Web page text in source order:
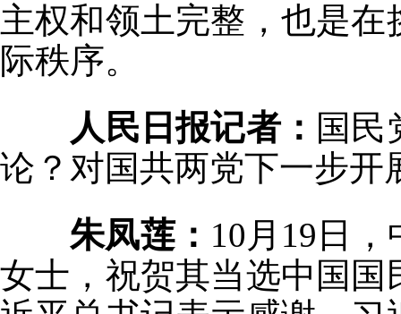
主权和领土完整，也是
际秩序。
人民日报记者： 国民
论？对国共两党下一步开
朱凤莲： 10月19日
女士，祝贺其当选中国